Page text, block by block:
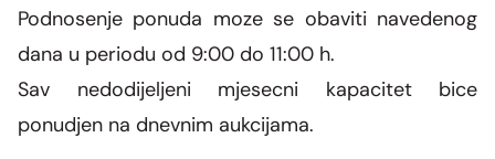
Podnosenje ponuda moze se obaviti navedenog
dana u periodu od 9:00 do 11:00 h.
Sav nedodijeljeni mjesecni kapacitet bice
ponudjen na dnevnim aukcijama.